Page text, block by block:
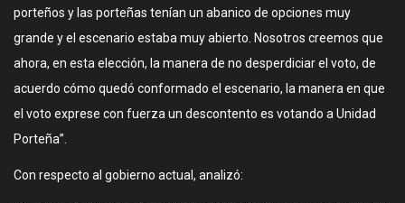
porteños y las porteñas tenían un abanico de opciones muy
grande y el escenario estaba muy abierto. Nosotros creemos que
ahora, en esta elección, la manera de no desperdiciar el voto, de
acuerdo cómo quedó conformado el escenario, la manera en que
el voto exprese con fuerza un descontento es votando a Unidad
Porteña”.
Con respecto al gobierno actual, analizó: